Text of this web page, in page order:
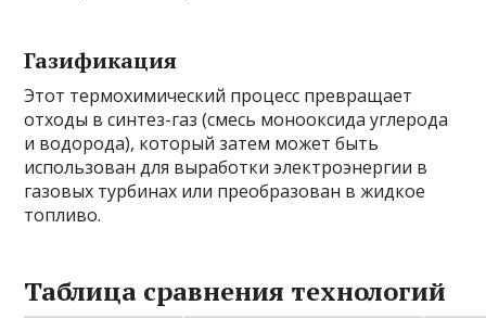
Газификация
Этот термохимический процесс превращает
отходы в синтез-газ (смесь монооксида углерода
и водорода), который затем может быть
использован для выработки электроэнергии в
газовых турбинах или преобразован в жидкое
топливо.
Таблица сравнения технологий